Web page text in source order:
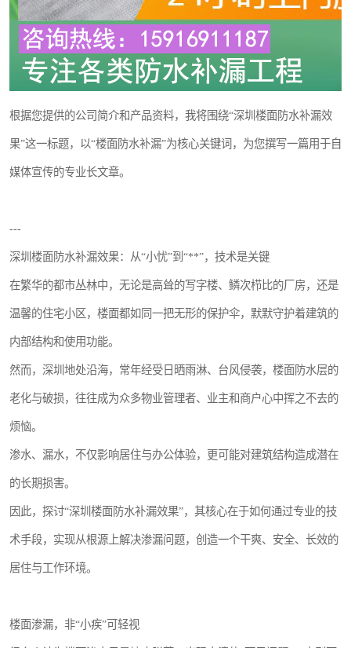
根据您提供的公司简介和产品资料，我将围绕“深圳楼面防水补漏效
果”这一标题，以“楼面防水补漏”为核心关键词，为您撰写一篇用于自
媒体宣传的专业长文章。
---
深圳楼面防水补漏效果：从“小忧”到“**”，技术是关键
在繁华的都市丛林中，无论是高耸的写字楼、鳞次栉比的厂房，还是
温馨的住宅小区，楼面都如同一把无形的保护伞，默默守护着建筑的
内部结构和使用功能。
然而，深圳地处沿海，常年经受日晒雨淋、台风侵袭，楼面防水层的
老化与破损，往往成为众多物业管理者、业主和商户心中挥之不去的
烦恼。
渗水、漏水，不仅影响居住与办公体验，更可能对建筑结构造成潜在
的长期损害。
因此，探讨“深圳楼面防水补漏效果”，其核心在于如何通过专业的技
术手段，实现从根源上解决渗漏问题，创造一个干爽、安全、长效的
居住与工作环境。
楼面渗漏，非“小疾”可轻视